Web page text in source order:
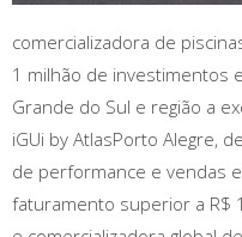
comercializadora de
1 milhão de investimentos
Grande do Sul e região a
iGUi by AtlasPorto Alegre,
de performance e vendas
faturamento superior a R$